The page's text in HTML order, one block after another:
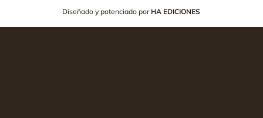
Diseñado y potenciado por HA EDICIONES